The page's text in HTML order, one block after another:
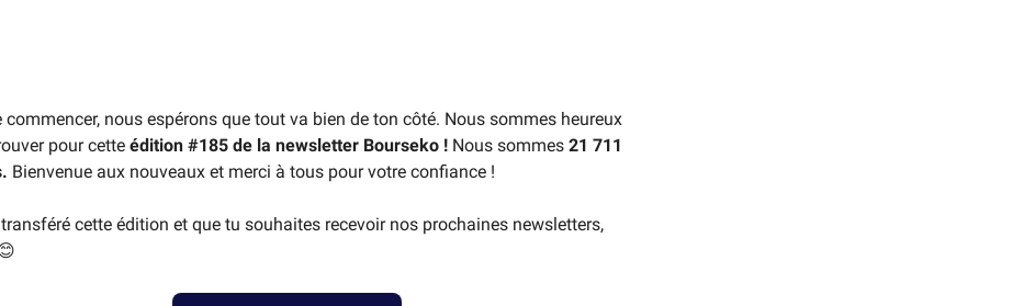
commencer, nous espérons que tout va bien de ton côté. Nous sommes heureux
pour cette édition #185 de la newsletter Bourseko ! Nous sommes 21 711
Bienvenue aux nouveaux et merci à tous pour votre confiance !
transféré cette édition et que tu souhaites recevoir nos prochaines newsletters,